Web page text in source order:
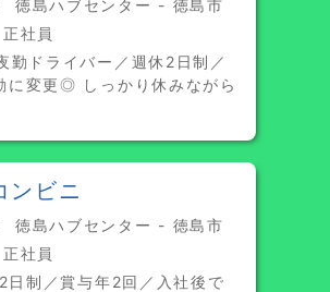
徳島ハブセンター - 徳島市
社員
勤ドライバー／週休2日制／
に変更◎ しっかり休みながら
ンビニ
徳島ハブセンター - 徳島市
社員
制／賞与年2回／入社後で